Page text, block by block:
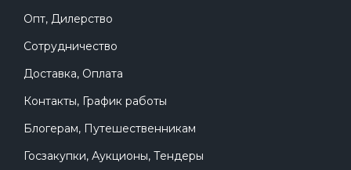
Опт, Дилерство
Сотрудничество
Доставка, Оплата
Контакты, График работы
Блогерам, Путешественникам
Госзакупки, Аукционы, Тендеры